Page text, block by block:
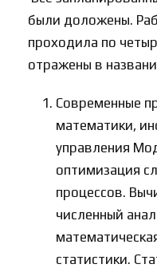
были доложены.
проходила по
отражены в
Современные
математики,
управления
оптимизация
процессов.
численный
статистики.